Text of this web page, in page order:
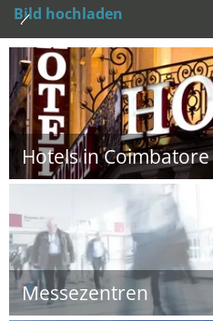
Bild hochladen
Hotels in Coimbatore
Messezentren